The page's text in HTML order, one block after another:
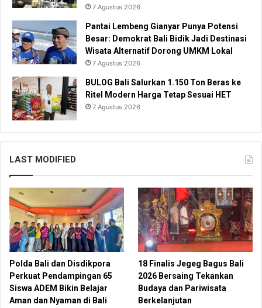
7 Agustus 2026
Pantai Lembeng Gianyar Punya Potensi
Besar: Demokrat Bali Bidik Jadi Destinasi
Wisata Alternatif Dorong UMKM Lokal
7 Agustus 2026
BULOG Bali Salurkan 1.150 Ton Beras ke
Ritel Modern Harga Tetap Sesuai HET
7 Agustus 2026
LAST MODIFIED
Polda Bali dan Disdikpora
Perkuat Pendampingan 65
Siswa ADEM Bikin Belajar
Aman dan Nyaman di Bali
18 Finalis Jegeg Bagus Bali
2026 Bersaing Tekankan
Budaya dan Pariwisata
Berkelanjutan